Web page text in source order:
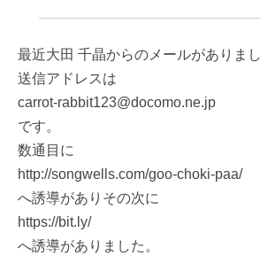
最近大田 千晶からのメールがありまし
送信アドレスは
carrot-rabbit123@docomo.ne.jp
です。
数通目に
http://songwells.com/goo-choki-paa/
へ誘導がありその次に
https://bit.ly/
へ誘導がありました。